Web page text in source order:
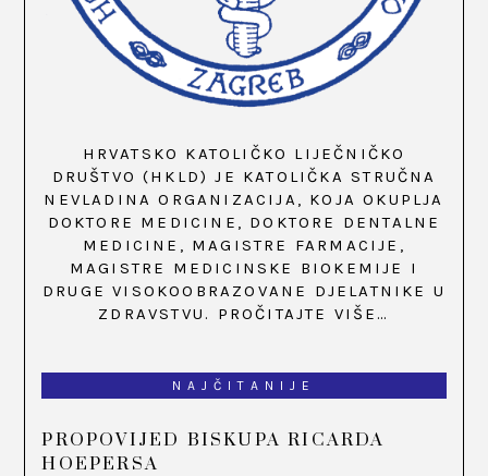
HRVATSKO KATOLIČKO LIJEČNIČKO
DRUŠTVO (HKLD) JE KATOLIČKA STRUČNA
NEVLADINA ORGANIZACIJA, KOJA OKUPLJA
DOKTORE MEDICINE, DOKTORE DENTALNE
MEDICINE, MAGISTRE FARMACIJE,
MAGISTRE MEDICINSKE BIOKEMIJE I
DRUGE VISOKOOBRAZOVANE DJELATNIKE U
ZDRAVSTVU. PROČITAJTE VIŠE…
NAJČITANIJE
PROPOVIJED BISKUPA RICARDA
HOEPERSA